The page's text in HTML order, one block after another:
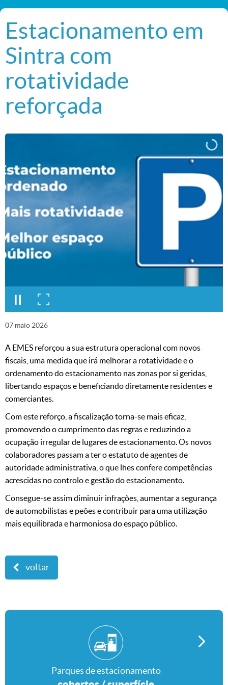
Estacionamento em
Sintra com
rotatividade
reforçada
07 maio 2026
A EMES reforçou a sua estrutura operacional com novos
fiscais, uma medida que irá melhorar a rotatividade e o
ordenamento do estacionamento nas zonas por si geridas,
libertando espaços e beneficiando diretamente residentes e
comerciantes.
Com este reforço, a fiscalização torna-se mais eficaz,
promovendo o cumprimento das regras e reduzindo a
ocupação irregular de lugares de estacionamento. Os novos
colaboradores passam a ter o estatuto de agentes de
autoridade administrativa, o que lhes confere competências
acrescidas no controlo e gestão do estacionamento.
Consegue-se assim diminuir infrações, aumentar a segurança
de automobilistas e peões e contribuir para uma utilização
mais equilibrada e harmoniosa do espaço público.
voltar
Parques de estacionamento
Parques de estacionamento